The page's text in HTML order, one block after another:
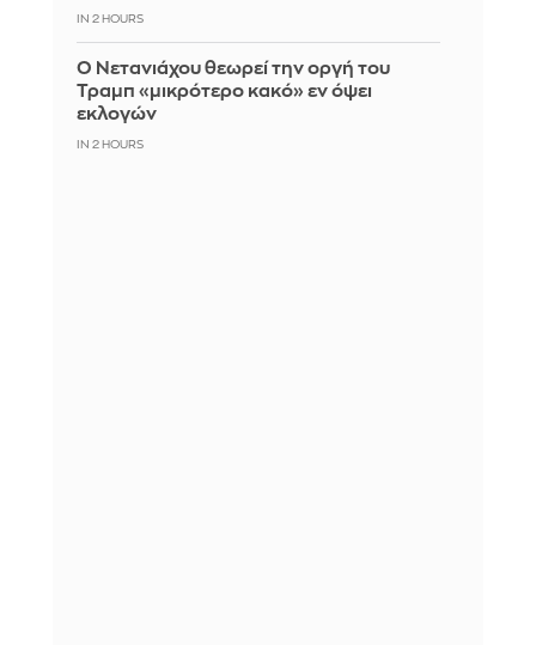
IN 2 HOURS
Ο Νετανιάχου θεωρεί την οργή του
Τραμπ «μικρότερο κακό» εν όψει
εκλογών
IN 2 HOURS